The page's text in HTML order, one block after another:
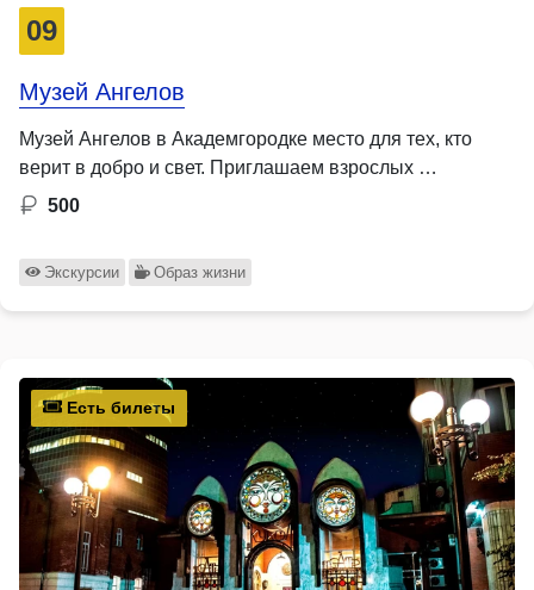
09
Музей Ангелов
Музей Ангелов в Академгородке место для тех, кто
верит в добро и свет. Приглашаем взрослых …
500
Экскурсии Образ жизни
Есть билеты